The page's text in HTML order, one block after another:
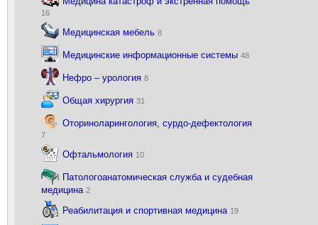
16
Медицинская мебель 8
Медицинские информационные системы 48
Нефро – урология 8
Общая хирургия 31
Оториноларингология, сурдо-дефектология
7
Офтальмология 10
Патологоанатомическая служба и судебная
медицина 2
Реабилитация и спортивная медицина 19